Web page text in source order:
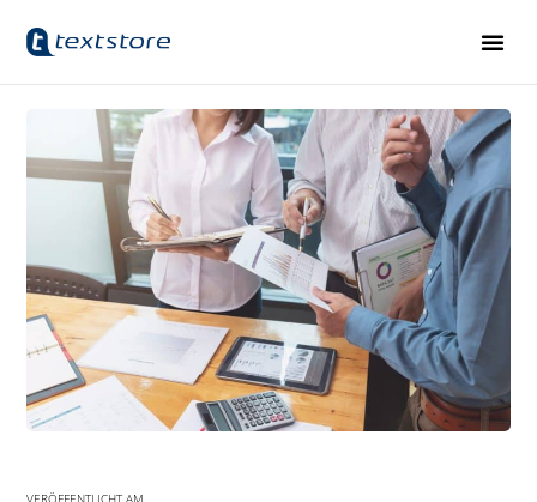
VERÖFFENTLICHT AM